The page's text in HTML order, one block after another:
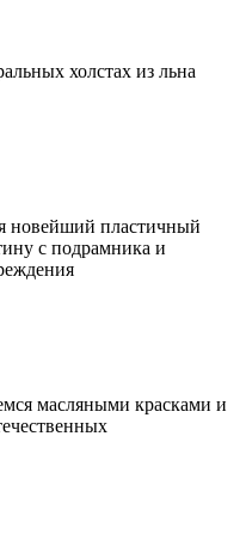
холстах из льна
новейший пластичный
с подрамника и
масляными красками и